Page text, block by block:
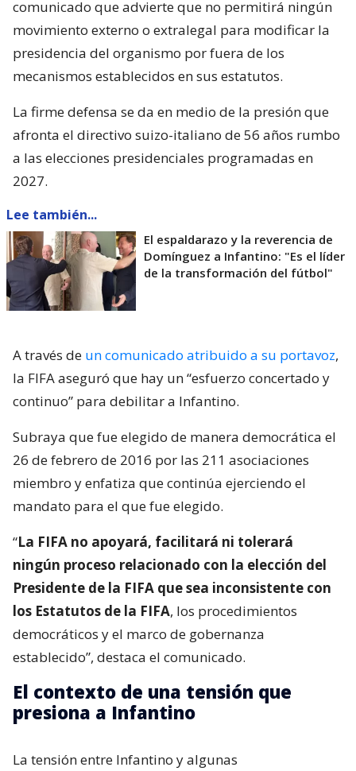
comunicado que advierte que no permitirá ningún
movimiento externo o extralegal para modificar la
presidencia del organismo por fuera de los
mecanismos establecidos en sus estatutos.
La firme defensa se da en medio de la presión que
afronta el directivo suizo-italiano de 56 años rumbo
a las elecciones presidenciales programadas en
2027.
Lee también...
El espaldarazo y la reverencia de
Domínguez a Infantino: "Es el líder
de la transformación del fútbol"
A través de un comunicado atribuido a su portavoz,
la FIFA aseguró que hay un “esfuerzo concertado y
continuo” para debilitar a Infantino.
Subraya que fue elegido de manera democrática el
26 de febrero de 2016 por las 211 asociaciones
miembro y enfatiza que continúa ejerciendo el
mandato para el que fue elegido.
“La FIFA no apoyará, facilitará ni tolerará
ningún proceso relacionado con la elección del
Presidente de la FIFA que sea inconsistente con
los Estatutos de la FIFA, los procedimientos
democráticos y el marco de gobernanza
establecido”, destaca el comunicado.
El contexto de una tensión que
presiona a Infantino
La tensión entre Infantino y algunas